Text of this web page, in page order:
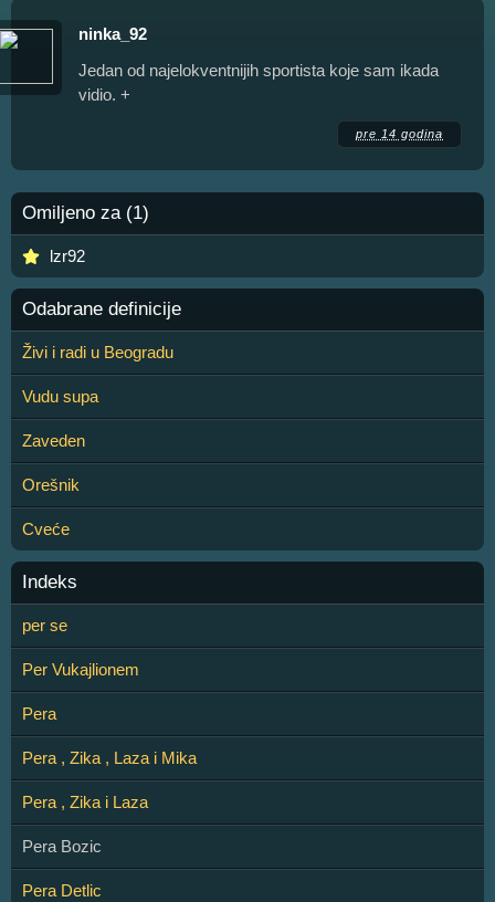
ninka_92
Jedan od najelokventnijih sportista koje sam ikada
vidio. +
pre 14 godina
Omiljeno za (1)
lzr92
Odabrane definicije
Živi i radi u Beogradu
Vudu supa
Zaveden
Orešnik
Cveće
Indeks
per se
Per Vukajlionem
Pera
Pera , Zika , Laza i Mika
Pera , Zika i Laza
Pera Bozic
Pera Detlic